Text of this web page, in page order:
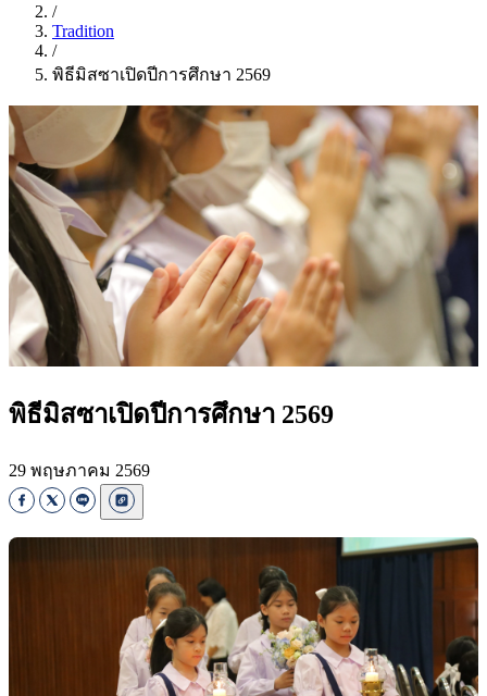
/
Tradition
/
พิธีมิสซาเปิดปีการศึกษา 2569
พิธีมิสซาเปิดปีการศึกษา 2569
29 พฤษภาคม 2569